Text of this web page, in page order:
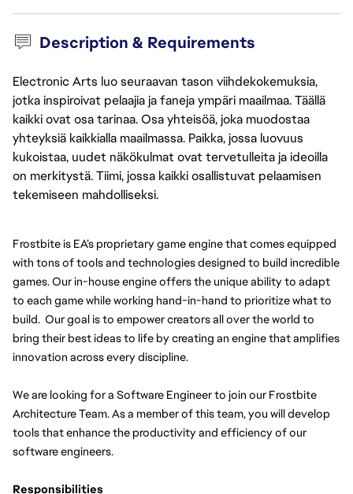
Description & Requirements
Electronic Arts luo seuraavan tason viihdekokemuksia,
jotka inspiroivat pelaajia ja faneja ympäri maailmaa. Täällä
kaikki ovat osa tarinaa. Osa yhteisöä, joka muodostaa
yhteyksiä kaikkialla maailmassa. Paikka, jossa luovuus
kukoistaa, uudet näkökulmat ovat tervetulleita ja ideoilla
on merkitystä. Tiimi, jossa kaikki osallistuvat pelaamisen
tekemiseen mahdolliseksi.
Frostbite is EA’s proprietary game engine that comes equipped
with tons of tools and technologies designed to build incredible
games. Our in-house engine offers the unique ability to adapt
to each game while working hand-in-hand to prioritize what to
build.  Our goal is to empower creators all over the world to
bring their best ideas to life by creating an engine that amplifies
innovation across every discipline.
We are looking for a Software Engineer to join our Frostbite
Architecture Team. As a member of this team, you will develop
tools that enhance the productivity and efficiency of our
software engineers.
Responsibilities